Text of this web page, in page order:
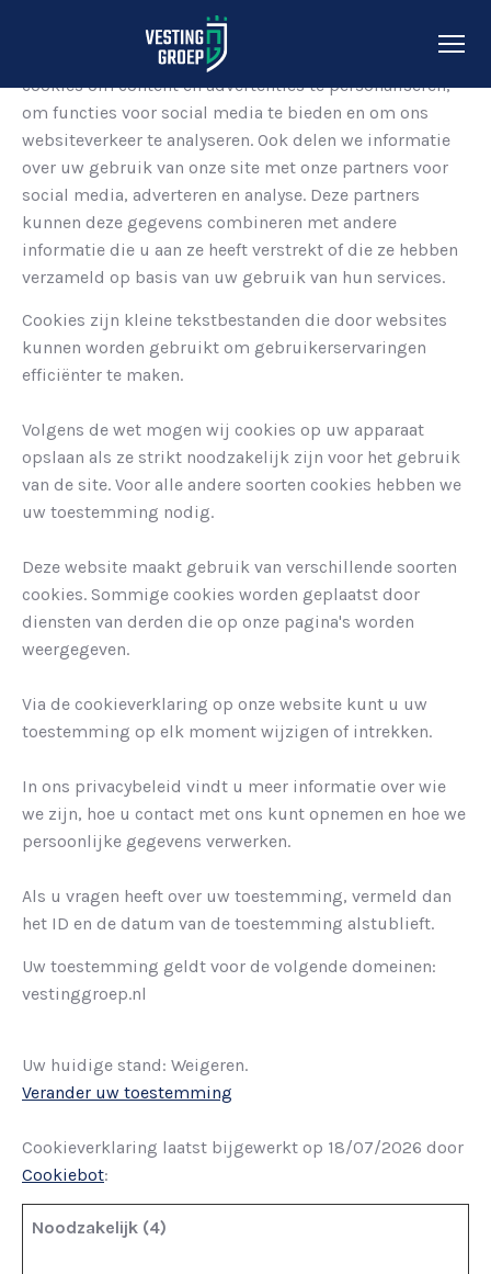
Deze website maakt gebruik van cookies. We gebruiken
cookies om content en advertenties te personaliseren,
om functies voor social media te bieden en om ons
websiteverkeer te analyseren. Ook delen we informatie
over uw gebruik van onze site met onze partners voor
social media, adverteren en analyse. Deze partners
kunnen deze gegevens combineren met andere
informatie die u aan ze heeft verstrekt of die ze hebben
verzameld op basis van uw gebruik van hun services.
Cookies zijn kleine tekstbestanden die door websites
kunnen worden gebruikt om gebruikerservaringen
efficiënter te maken.
Volgens de wet mogen wij cookies op uw apparaat
opslaan als ze strikt noodzakelijk zijn voor het gebruik
van de site. Voor alle andere soorten cookies hebben we
uw toestemming nodig.
Deze website maakt gebruik van verschillende soorten
cookies. Sommige cookies worden geplaatst door
diensten van derden die op onze pagina's worden
weergegeven.
Via de cookieverklaring op onze website kunt u uw
toestemming op elk moment wijzigen of intrekken.
In ons privacybeleid vindt u meer informatie over wie
we zijn, hoe u contact met ons kunt opnemen en hoe we
persoonlijke gegevens verwerken.
Als u vragen heeft over uw toestemming, vermeld dan
het ID en de datum van de toestemming alstublieft.
Uw toestemming geldt voor de volgende domeinen:
vestinggroep.nl
Uw huidige stand: Weigeren.
Verander uw toestemming
Cookieverklaring laatst bijgewerkt op 18/07/2026 door
Cookiebot:
Noodzakelijk (4)